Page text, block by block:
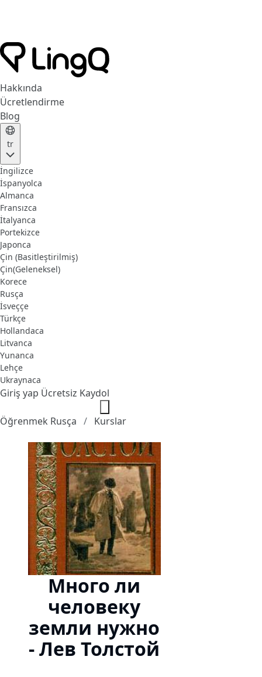
Hakkında
Ücretlendirme
Blog
tr
İngilizce
İspanyolca
Almanca
Fransızca
İtalyanca
Portekizce
Japonca
Çin (Basitleştirilmiş)
Çin(Geleneksel)
Korece
Rusça
İsveççe
Türkçe
Hollandaca
Litvanca
Yunanca
Lehçe
Ukraynaca
Giriş yap Ücretsiz Kaydol
Öğrenmek Rusça Kurslar
Много ли
человеку
земли нужно
- Лев Толстой